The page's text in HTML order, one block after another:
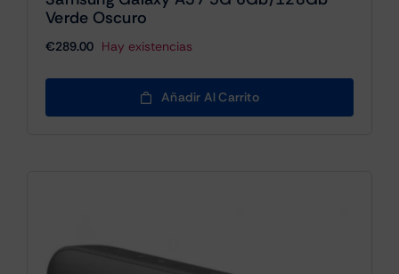
Verde Oscuro
€289.00 Hay existencias
Añadir Al Carrito